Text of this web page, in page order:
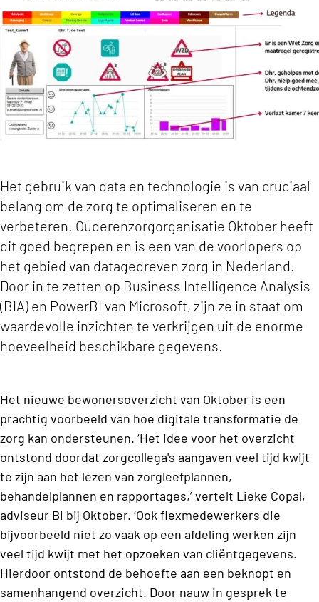
Het gebruik van data en technologie is van cruciaal
belang om de zorg te optimaliseren en te
verbeteren. Ouderenzorgorganisatie Oktober heeft
dit goed begrepen en is een van de voorlopers op
het gebied van datagedreven zorg in Nederland.
Door in te zetten op Business Intelligence Analysis
(BIA) en PowerBI van Microsoft, zijn ze in staat om
waardevolle inzichten te verkrijgen uit de enorme
hoeveelheid beschikbare gegevens.
Het nieuwe bewonersoverzicht van Oktober is een
prachtig voorbeeld van hoe digitale transformatie de
zorg kan ondersteunen. ‘Het idee voor het overzicht
ontstond doordat zorgcollega's aangaven veel tijd kwijt
te zijn aan het lezen van zorgleefplannen,
behandelplannen en rapportages,’ vertelt Lieke Copal,
adviseur BI bij Oktober. ‘Ook flexmedewerkers die
bijvoorbeeld niet zo vaak op een afdeling werken zijn
veel tijd kwijt met het opzoeken van cliëntgegevens.
Hierdoor ontstond de behoefte aan een beknopt en
samenhangend overzicht. Door nauw in gesprek te